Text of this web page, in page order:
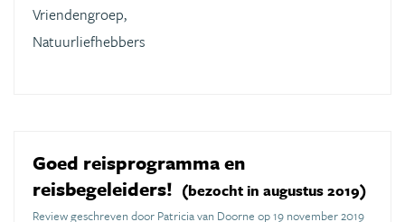
Vriendengroep,
Natuurliefhebbers
Goed reisprogramma en
reisbegeleiders! (bezocht in augustus 2019)
Review geschreven door Patricia van Doorne op 19 november 2019